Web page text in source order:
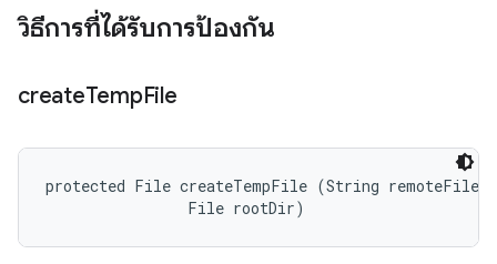
วิธีการที่ได้รับการป้องกัน
createTempFile
protected File createTempFile (String
                File rootDir)